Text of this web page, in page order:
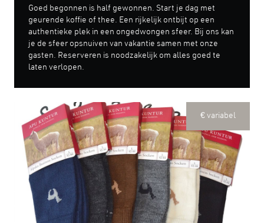
Goed begonnen is half gewonnen. Start je dag met
geurende koffie of thee. Een rijkelijk ontbijt op een
authentieke plek in een ongedwongen sfeer. Bij ons kan
je de sfeer opsnuiven van vakantie samen met onze
gasten. Reserveren is noodzakelijk om alles goed te
laten verlopen.
€ variabel